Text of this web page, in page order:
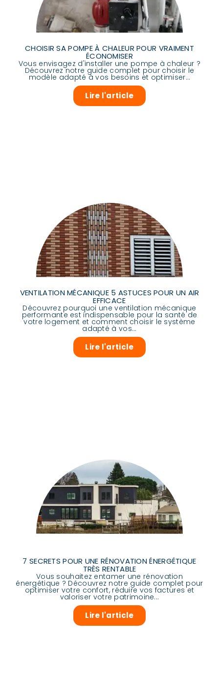
CHOISIR SA POMPE À CHALEUR POUR VRAIMENT
ÉCONOMISER
Vous envisagez d'installer une pompe à chaleur ?
Découvrez notre guide complet pour choisir le
modèle adapté à vos besoins et optimiser...
Lire l'article
VENTILATION MÉCANIQUE 5 ASTUCES POUR UN AIR
EFFICACE
Découvrez pourquoi une ventilation mécanique
performante est indispensable pour la santé de
votre logement et comment choisir le système
adapté à vos...
Lire l'article
7 SECRETS POUR UNE RÉNOVATION ÉNERGÉTIQUE
TRÈS RENTABLE
Vous souhaitez entamer une rénovation
énergétique ? Découvrez notre guide complet pour
optimiser votre confort, réduire vos factures et
valoriser votre patrimoine...
Lire l'article